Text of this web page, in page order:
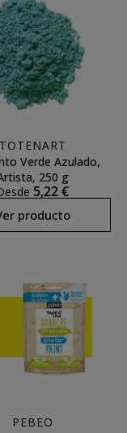
TOTENART
Verde Azulado,
250 g
5,22 €
producto
PEBEO